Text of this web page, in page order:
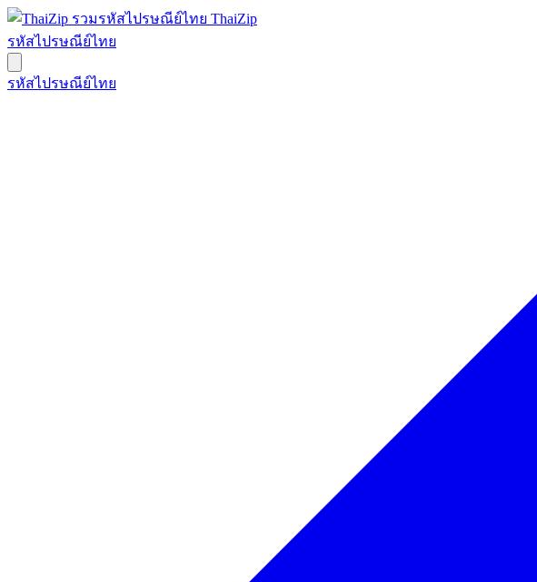
ThaiZip
รหัสไปรษณีย์ไทย
รหัสไปรษณีย์ไทย